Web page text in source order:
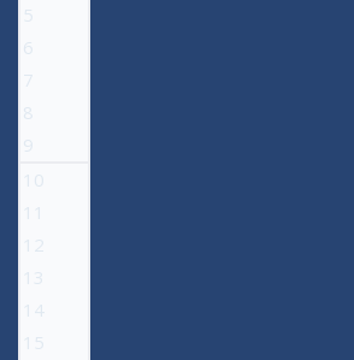
5
6
7
8
9
10
11
12
13
14
15